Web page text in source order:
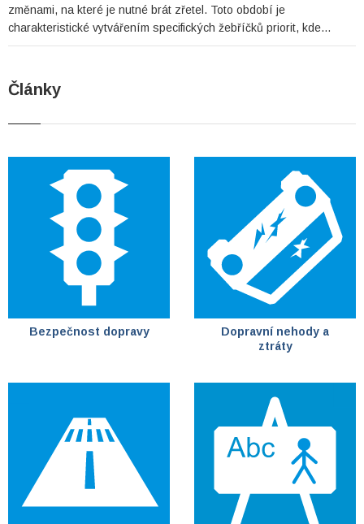
změnami, na které je nutné brát zřetel. Toto období je
charakteristické vytvářením specifických žebříčků priorit, kde…
Články
Bezpečnost dopravy
Dopravní nehody a
ztráty